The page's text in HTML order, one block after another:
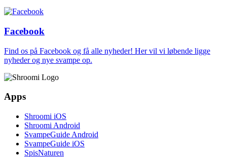
Facebook
Find os på Facebook og få alle nyheder! Her vil vi løbende ligge
nyheder og nye svampe op.
Apps
Shroomi iOS
Shroomi Android
SvampeGuide Android
SvampeGuide iOS
SpisNaturen